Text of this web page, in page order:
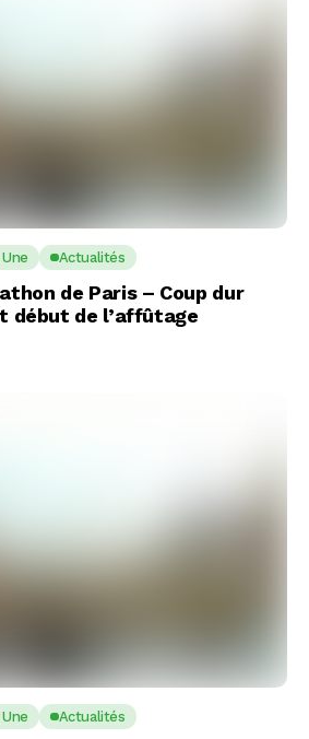
Actualités
de Paris – Coup dur
début de l’affûtage
Actualités